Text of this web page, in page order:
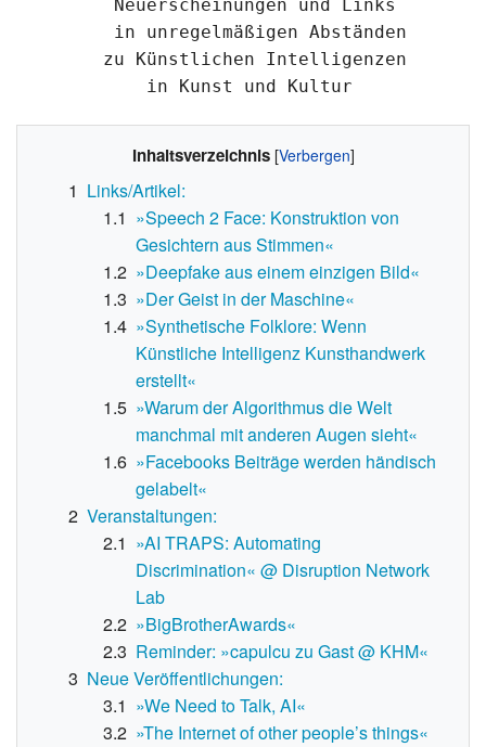
Inhaltsverzeichnis
1 Links/Artikel:
1.1 »Speech 2 Face: Konstruktion von
Gesichtern aus Stimmen«
1.2 »Deepfake aus einem einzigen Bild«
1.3 »Der Geist in der Maschine«
1.4 »Synthetische Folklore: Wenn
Künstliche Intelligenz Kunsthandwerk
erstellt«
1.5 »Warum der Algorithmus die Welt
manchmal mit anderen Augen sieht«
1.6 »Facebooks Beiträge werden händisch
gelabelt«
2 Veranstaltungen:
2.1 »AI TRAPS: Automating
Discrimination« @ Disruption Network
Lab
2.2 »BigBrotherAwards«
2.3 Reminder: »capulcu zu Gast @ KHM«
3 Neue Veröffentlichungen:
3.1 »We Need to Talk, AI«
3.2 »The Internet of other people’s things«